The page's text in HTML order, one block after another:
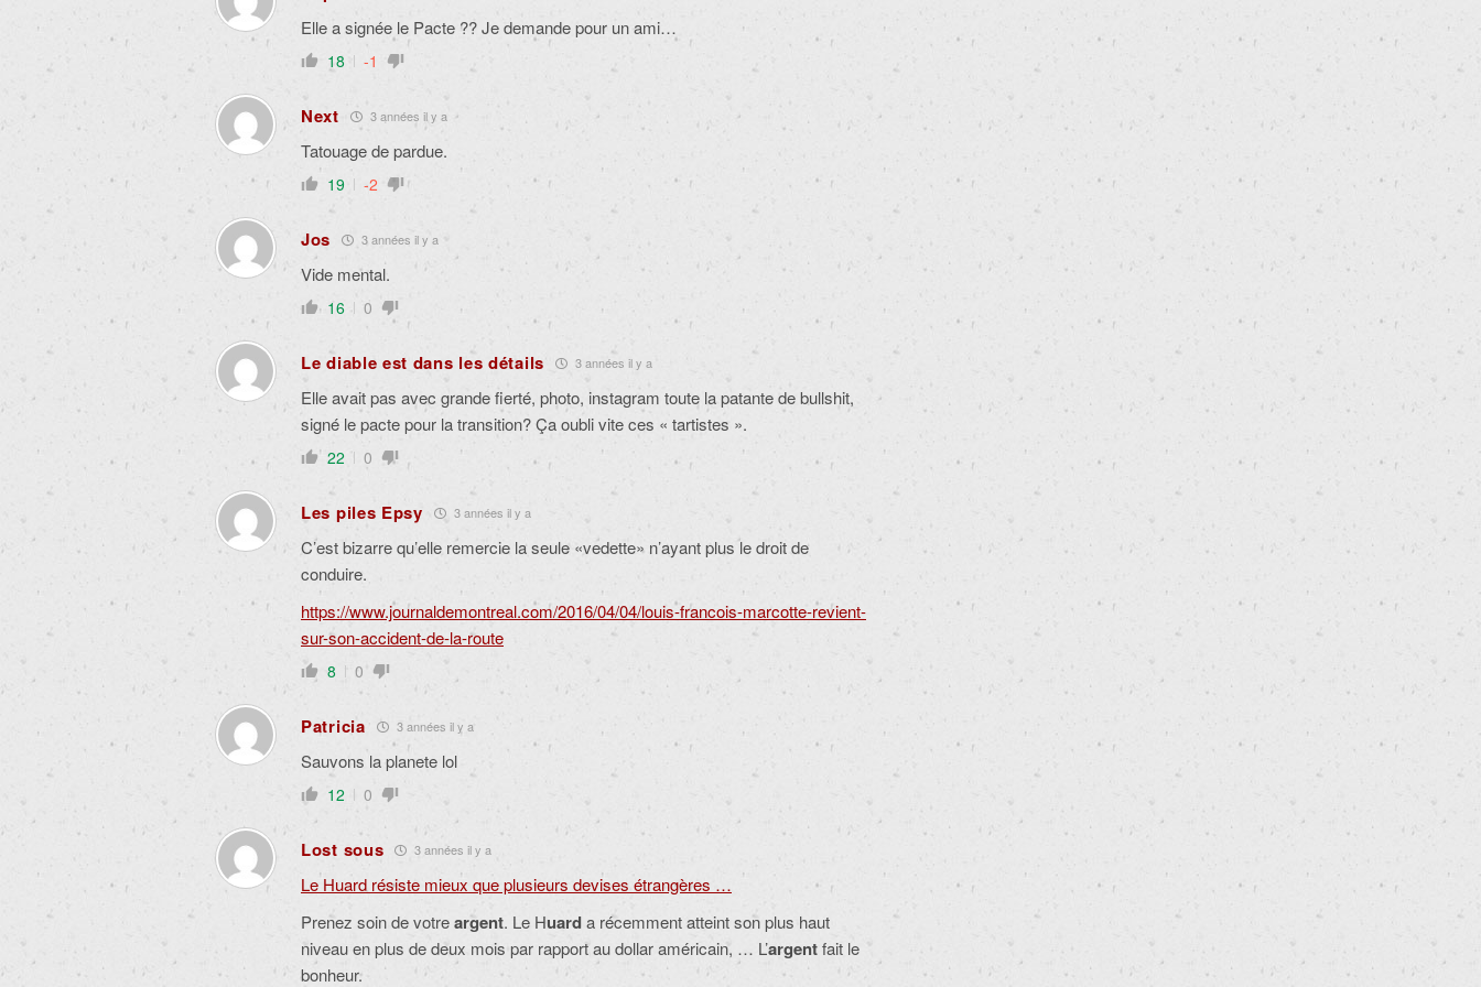
Elle a signée le Pacte ?? Je demande pour un ami…
18 -1
Next 3 années il y a
Tatouage de pardue.
19 -2
Jos 3 années il y a
Vide mental.
16 0
Le diable est dans les détails 3 années il y a
Elle avait pas avec grande fierté, photo, instagram toute la patante de bullshit,
signé le pacte pour la transition? Ça oubli vite ces « tartistes ».
22 0
Les piles Epsy 3 années il y a
C’est bizarre qu’elle remercie la seule «vedette» n’ayant plus le droit de
conduire.
https://www.journaldemontreal.com/2016/04/04/louis-francois-marcotte-revient-
sur-son-accident-de-la-route
8 0
Patricia 3 années il y a
Sauvons la planete lol
12 0
Lost sous 3 années il y a
Le Huard résiste mieux que plusieurs devises étrangères …
Prenez soin de votreargent. Le Huarda récemment atteint son plus haut
niveau en plus de deux mois par rapport au dollar américain, … L’argentfait le
bonheur.